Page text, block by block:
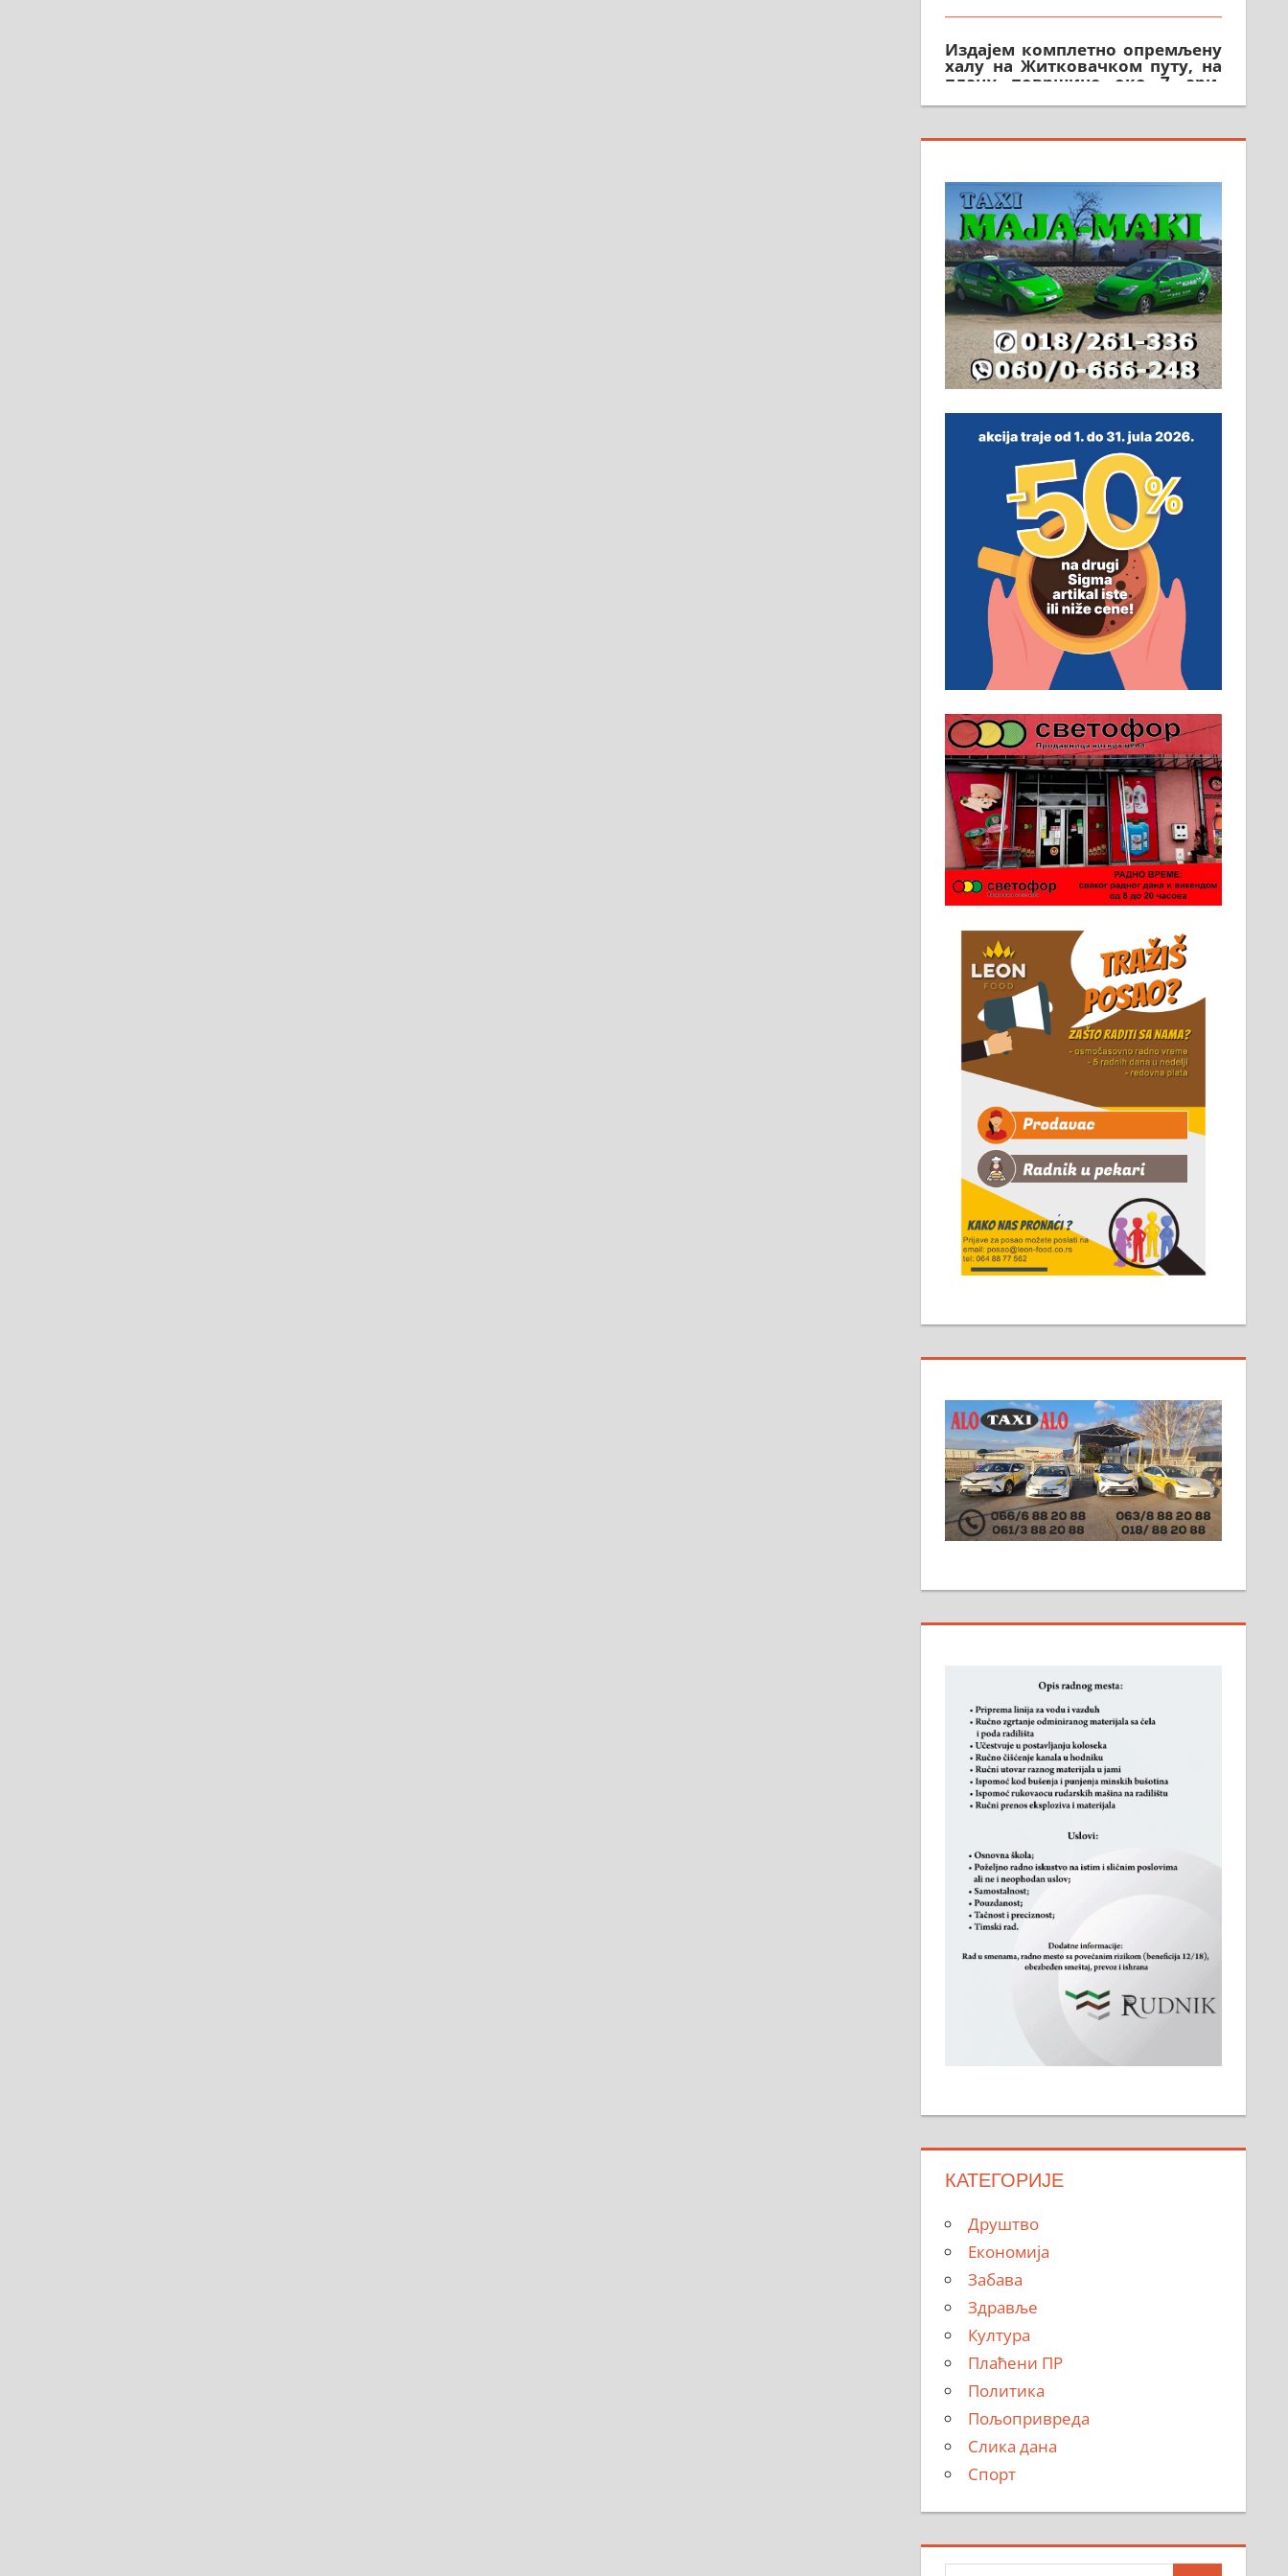
халу на Житковачком путу, на
плацу површине око 7 ари.
064/321-80-51; 063/102-35-25
На продају легализована, нова,
м2 са плацем од 8 ари у
Зеленом виру у Алексинцу.
Могућа замена. 064/21-63-584
ПОСЛОВНИ ОГЛАСИ
Рудник и флотација Рудник
д.о.о. Рудник запошљава 20
помоћника рудара. Услови:
Основна школа, пожељно
неопходан услов. Обезбеђен
смештај, превоз, исхрана.
032/57-41-122 – локал 22
Пружам услуге завршних
радова у грађевини,
хидроизолације и молерских
радова. 061/25-28-058
Ало таксију потребан возач са Б
категоријом. 064/02-85-511
Потребна два радника за рад на
стоваришту „Липа промет” у
Алексинцу. За више
информација доћи лично на
стовариште у улици Максима
Горког 26 сваког радног дана од
8 до 15 часова. 063/465-045
Чистим све врсте димњака.
КАТЕГОРИЈЕ
Друштво
Економија
Забава
Здравље
Култура
Плаћени ПР
Политика
Пољопривреда
Слика дана
Спорт